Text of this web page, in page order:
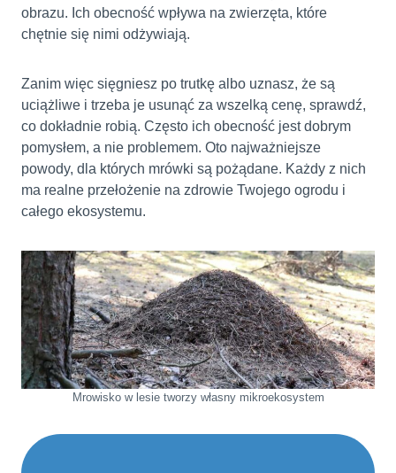
obrazu. Ich obecność wpływa na zwierzęta, które
chętnie się nimi odżywiają.
Zanim więc sięgniesz po trutkę albo uznasz, że są
uciążliwe i trzeba je usunąć za wszelką cenę, sprawdź,
co dokładnie robią. Często ich obecność jest dobrym
pomysłem, a nie problemem. Oto najważniejsze
powody, dla których mrówki są pożądane. Każdy z nich
ma realne przełożenie na zdrowie Twojego ogrodu i
całego ekosystemu.
Mrowisko w lesie tworzy własny mikroekosystem